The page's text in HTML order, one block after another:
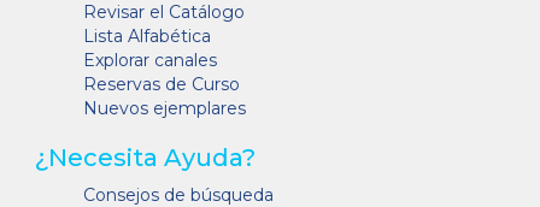
Revisar el Catálogo
Lista Alfabética
Explorar canales
Reservas de Curso
Nuevos ejemplares
¿Necesita Ayuda?
Consejos de búsqueda